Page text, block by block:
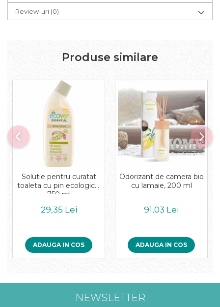
Review-uri (0)
Produse similare
Solutie pentru curatat
toaleta cu pin ecologica,
750 ml
29,35 Lei
ADAUGA IN COS
Odorizant de camera bio
cu lamaie, 200 ml
91,03 Lei
ADAUGA IN COS
NEWSLETTER